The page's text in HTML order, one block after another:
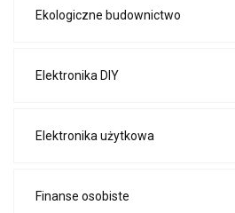
Ekologiczne budownictwo
Elektronika DIY
Elektronika użytkowa
Finanse osobiste